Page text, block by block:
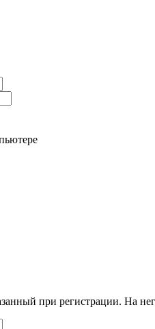
при регистрации. На